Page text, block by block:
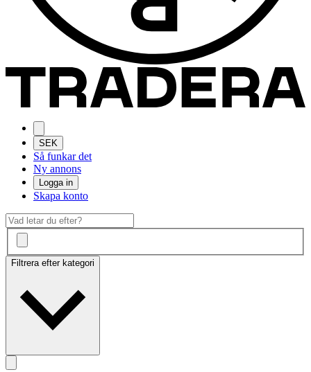
SEK
Så funkar det
Ny annons
Logga in
Skapa konto
Filtrera efter kategori